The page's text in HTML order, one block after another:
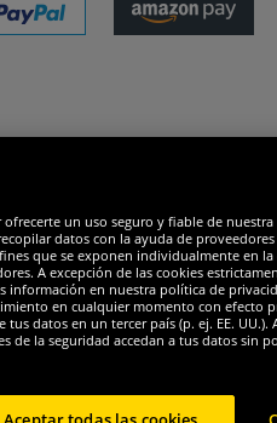
un uso seguro y fiable de
datos con la ayuda de
que se exponen individualmente
A excepción de las cookies
información en nuestra política de
en cualquier momento con
datos en un tercer país (p. ej. EE.
de la seguridad accedan a tus datos sin